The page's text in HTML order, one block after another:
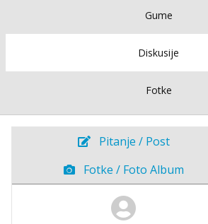
Gume
Diskusije
Fotke
Pitanje / Post
Fotke / Foto Album